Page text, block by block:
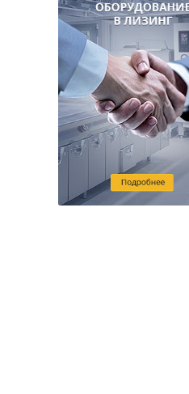
Royal Leerdam (9)
Sabotage Design (7
San Jamar (20)
Seltmann Weiden (
Stalgast (5)
Star Industrial (16)
Starfood (1
Steelite (115)